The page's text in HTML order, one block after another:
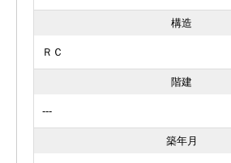
構造
ＲＣ
階建
---
築年月